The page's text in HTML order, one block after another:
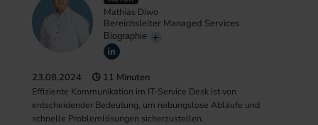
Mathias Diwo
Bereichsleiter Managed Services
Biographie
23.08.2024 11 Minuten
Effiziente Kommunikation im IT-Service Desk ist von
entscheidender Bedeutung, um reibungslose Abläufe und
schnelle Problemlösungen sicherzustellen.